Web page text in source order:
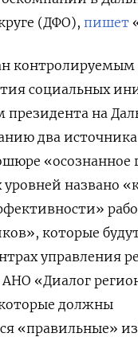
(ДФО), пишет
контролируемым
социальных
президента на
два
«осознанное
уровней названо
которые
управления
АНО «Диалог
должны
«правильные»